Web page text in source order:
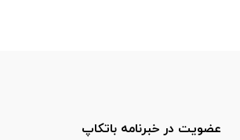
عضویت در خبرنامه باتکاپ